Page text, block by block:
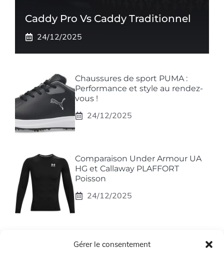
Gérer le consentement
Caddy Pro Vs Caddy Traditionnel
24/12/2025
Chaussures de sport PUMA :
Performance et style au rendez-
vous !
24/12/2025
Comparaison Under Armour UA
HG et Callaway PLAFFORT
Poisson
24/12/2025
Longridge Tee, Jumbo